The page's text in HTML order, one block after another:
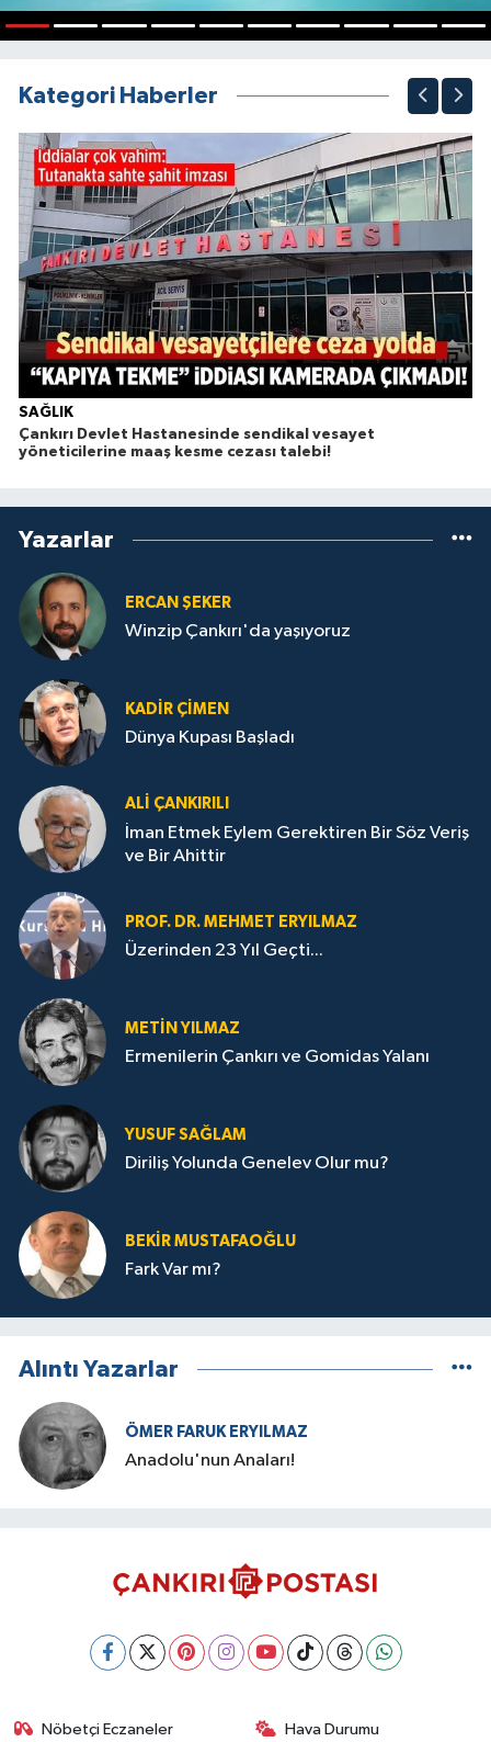
Kategori Haberler
SAĞLIK
Çankırı Devlet Hastanesinde sendikal vesayet
yöneticilerine maaş kesme cezası talebi!
Yazarlar
ERCAN ŞEKER
Winzip Çankırı'da yaşıyoruz
KADIR ÇIMEN
Dünya Kupası Başladı
ALI ÇANKIRILI
İman Etmek Eylem Gerektiren Bir Söz Veriş
ve Bir Ahittir
PROF. DR. MEHMET ERYILMAZ
Üzerinden 23 Yıl Geçti...
METIN YILMAZ
Ermenilerin Çankırı ve Gomidas Yalanı
YUSUF SAĞLAM
Diriliş Yolunda Genelev Olur mu?
BEKIR MUSTAFAOĞLU
Fark Var mı?
Alıntı Yazarlar
ÖMER FARUK ERYILMAZ
Anadolu'nun Anaları!
Nöbetçi Eczaneler Hava Durumu